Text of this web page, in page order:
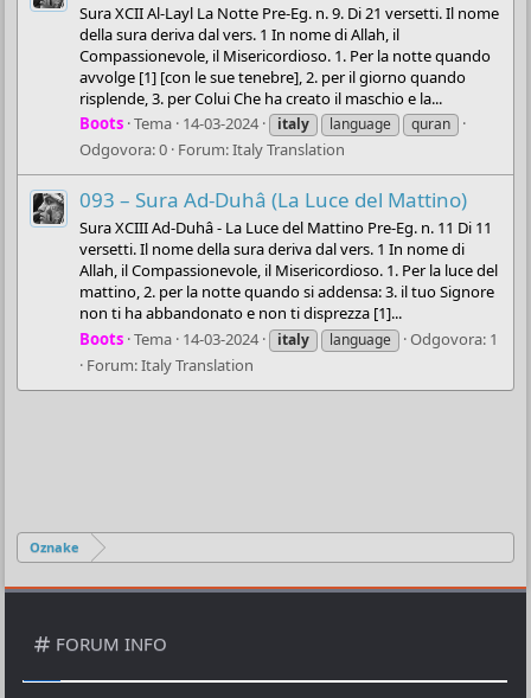
Sura XCII Al-Layl La Notte Pre-Eg. n. 9. Di 21 versetti. Il nome
della sura deriva dal vers. 1 In nome di Allah, il
Compassionevole, il Misericordioso. 1. Per la notte quando
avvolge [1] [con le sue tenebre], 2. per il giorno quando
risplende, 3. per Colui Che ha creato il maschio e la...
Boots Tema 14-03-2024 italy language quran
Odgovora: 0 Forum:Italy Translation
093 – Sura Ad-Duhâ (La Luce del Mattino)
Sura XCIII Ad-Duhâ - La Luce del Mattino Pre-Eg. n. 11 Di 11
versetti. Il nome della sura deriva dal vers. 1 In nome di
Allah, il Compassionevole, il Misericordioso. 1. Per la luce del
mattino, 2. per la notte quando si addensa: 3. il tuo Signore
non ti ha abbandonato e non ti disprezza [1]...
Boots Tema 14-03-2024 italy language
Odgovora: 1
Forum:Italy Translation
Oznake
FORUM INFO